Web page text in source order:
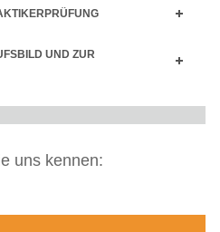
UND ZUR
uns kennen: